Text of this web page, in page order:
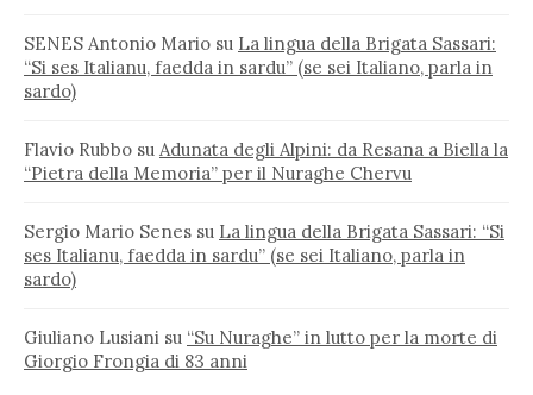
SENES Antonio Mario su La lingua della Brigata Sassari:
“Si ses Italianu, faedda in sardu” (se sei Italiano, parla in
sardo)
Flavio Rubbo su Adunata degli Alpini: da Resana a Biella la
“Pietra della Memoria” per il Nuraghe Chervu
Sergio Mario Senes su La lingua della Brigata Sassari: “Si
ses Italianu, faedda in sardu” (se sei Italiano, parla in
sardo)
Giuliano Lusiani su “Su Nuraghe” in lutto per la morte di
Giorgio Frongia di 83 anni